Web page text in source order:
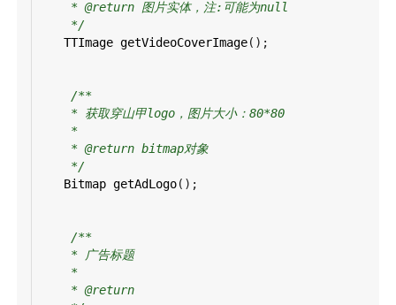
* @return 图片实体，注:可能为null
*/
TTImage getVideoCoverImage();
/**
* 获取穿山甲logo，图片大小：80*80
*
* @return bitmap对象
*/
Bitmap getAdLogo();
/**
* 广告标题
*
* @return